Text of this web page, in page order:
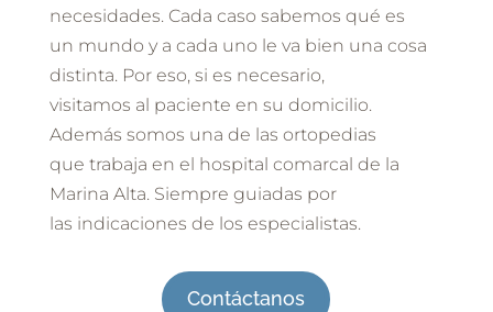
necesidades. Cada caso sabemos qué es
un mundo y a cada uno le va bien una cosa
distinta. Por eso, si es necesario,
visitamos al paciente en su domicilio.
Además somos una de las ortopedias
que trabaja en el hospital comarcal de la
Marina Alta. Siempre guiadas por
las indicaciones de los especialistas.
Contáctanos